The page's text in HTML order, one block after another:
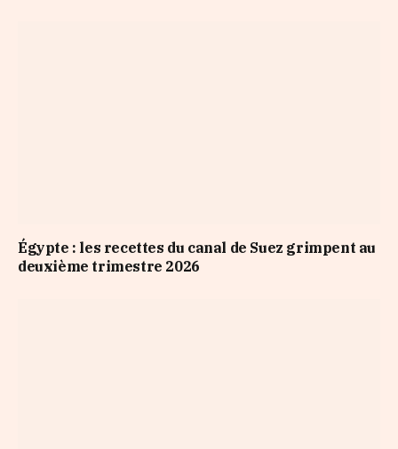
Égypte : les recettes du canal de Suez grimpent au
deuxième trimestre 2026